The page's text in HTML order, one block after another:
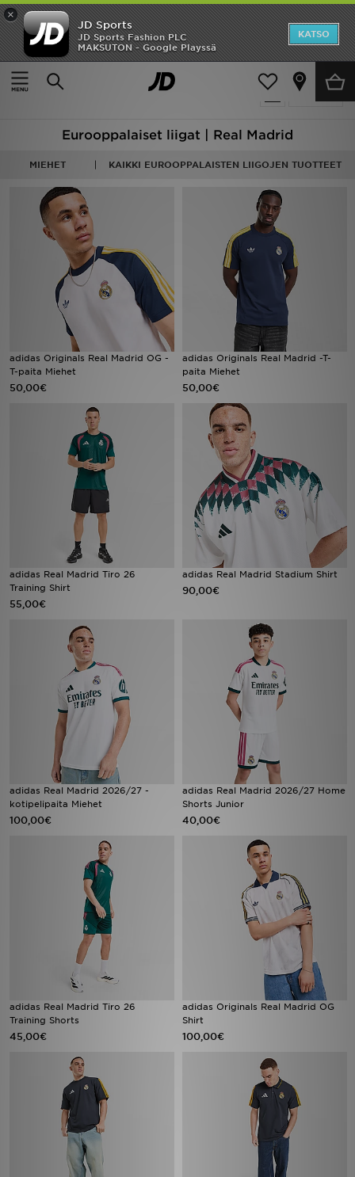
×
JD Sports
JD Sports Fashion PLC
MAKSUTON - Google Playssä
KATSO
Etusivu
Football - Real Madrid
Suodata
14 tuotetta
Eurooppalaiset liigat | Real Madrid
MIEHET KAIKKI EUROOPPALAISTEN LIIGOJEN TUOTTEET
adidas Originals Real Madrid OG -
T-paita Miehet
50,00€
adidas Originals Real Madrid -T-
paita Miehet
50,00€
adidas Real Madrid Tiro 26
Training Shirt
55,00€
adidas Real Madrid Stadium Shirt
90,00€
adidas Real Madrid 2026/27 -
kotipelipaita Miehet
100,00€
adidas Real Madrid 2026/27 Home
Shorts Junior
40,00€
adidas Real Madrid Tiro 26
Training Shorts
45,00€
adidas Originals Real Madrid OG
Shirt
100,00€
Etusivu
Ale
Miehet
Lapset
Suosikit
Tuotemerkit
Inspiroidu
Jalkapallo
Urheilu
Lataa JD-sovellus
Minun viestini
Asiakaspalvelu ja tietoa